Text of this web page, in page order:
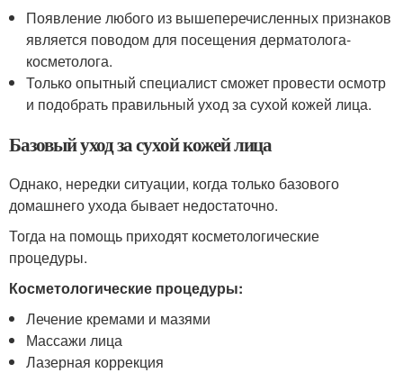
Появление любого из вышеперечисленных признаков
является поводом для посещения дерматолога-
косметолога.
Только опытный специалист сможет провести осмотр
и подобрать правильный уход за сухой кожей лица.
Базовый уход за сухой кожей лица
Однако, нередки ситуации, когда только базового
домашнего ухода бывает недостаточно.
Тогда на помощь приходят косметологические
процедуры.
Косметологические процедуры:
Лечение кремами и мазями
Массажи лица
Лазерная коррекция